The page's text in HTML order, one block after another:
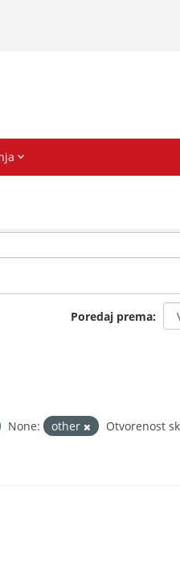
Poredaj prema
None: other
Otvorenost